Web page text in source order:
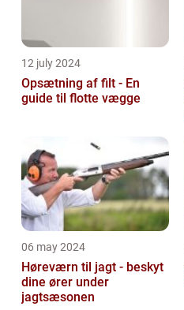
12 july 2024
Opsætning af filt - En
guide til flotte vægge
06 may 2024
Høreværn til jagt - beskyt
dine ører under
jagtsæsonen